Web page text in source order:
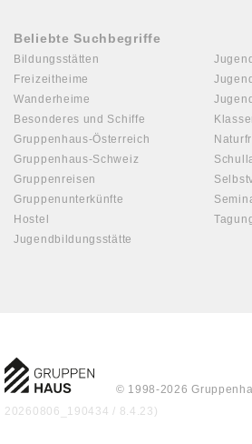
Beliebte Suchbegriffe
Bildungsstätten
Freizeitheime
Wanderheime
Besonderes und Schiffe
Gruppenhaus-Österreich
Gruppenhaus-Schweiz
Gruppenreisen
Gruppenunterkünfte
Hostel
Jugendbildungsstätte
© 1998-2026
20260806_190434 / 8.4.23)